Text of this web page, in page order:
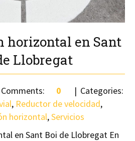
horizontal en Sant
Llobregat
Comments: 0
Categories:
, Reductor de velocidad,
horizontal,Servicios
en Sant Boi de Llobregat En